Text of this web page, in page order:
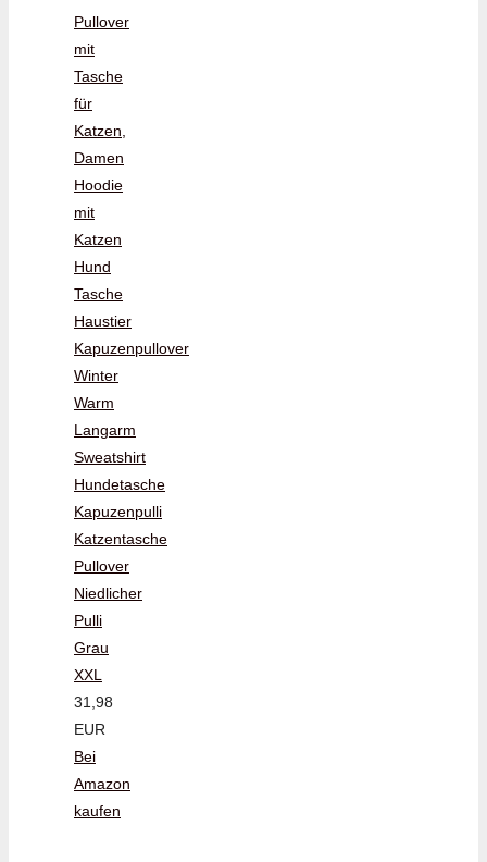
Pullover
mit
Tasche
für
Katzen,
Damen
Hoodie
mit
Katzen
Hund
Tasche
Haustier
Kapuzenpullover
Winter
Warm
Langarm
Sweatshirt
Hundetasche
Kapuzenpulli
Katzentasche
Pullover
Niedlicher
Pulli
Grau
XXL
31,98
EUR
Bei
Amazon
kaufen